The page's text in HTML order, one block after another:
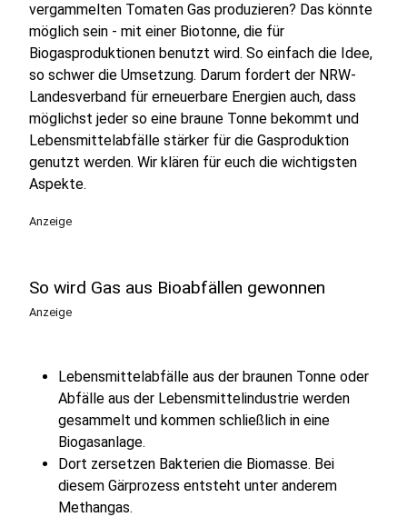
vergammelten Tomaten Gas produzieren? Das könnte
möglich sein - mit einer Biotonne, die für
Biogasproduktionen benutzt wird. So einfach die Idee,
so schwer die Umsetzung. Darum fordert der NRW-
Landesverband für erneuerbare Energien auch, dass
möglichst jeder so eine braune Tonne bekommt und
Lebensmittelabfälle stärker für die Gasproduktion
genutzt werden. Wir klären für euch die wichtigsten
Aspekte.
Anzeige
So wird Gas aus Bioabfällen gewonnen
Anzeige
Lebensmittelabfälle aus der braunen Tonne oder
Abfälle aus der Lebensmittelindustrie werden
gesammelt und kommen schließlich in eine
Biogasanlage.
Dort zersetzen Bakterien die Biomasse. Bei
diesem Gärprozess entsteht unter anderem
Methangas.